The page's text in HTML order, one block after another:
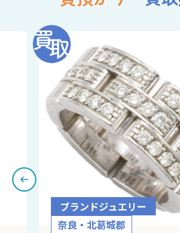
ブランドジュエリー
奈良・北葛城郡